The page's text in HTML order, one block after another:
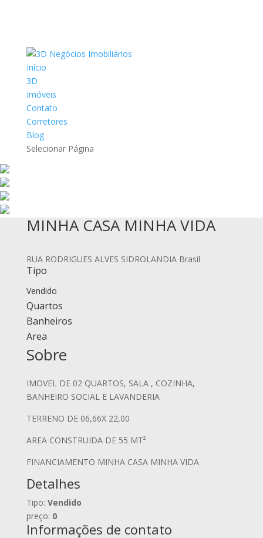
Início
3D
Imóveis
Contato
Corretores
Blog
Selecionar Página
MINHA CASA MINHA VIDA
RUA RODRIGUES ALVES SIDROLANDIA Brasil
Tipo
Vendido
Quartos
Banheiros
Area
Sobre
IMOVEL DE 02 QUARTOS, SALA , COZINHA,
BANHEIRO SOCIAL E LAVANDERIA
TERRENO DE 06,66X 22,00
AREA CONSTRUIDA DE 55 MT²
FINANCIAMENTO MINHA CASA MINHA VIDA
Detalhes
Tipo: Vendido
preço: 0
Informações de contato